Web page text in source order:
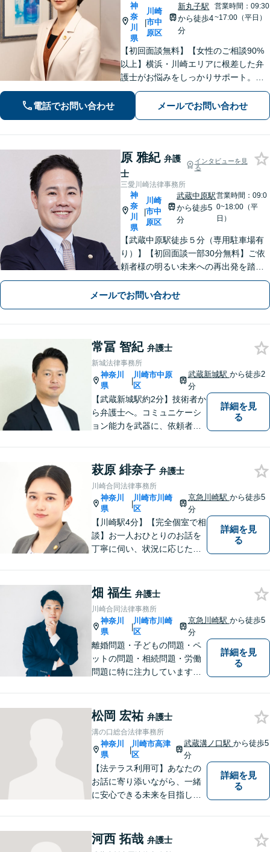
神
奈
川
県
|
川崎
市中
原区
新丸子駅
から徒歩4
分
営業時間：09:30
~17:00（平日）
【初回面談無料】【女性のご相談90%
以上】横浜・川崎エリアに根差した弁
護士がお悩みをしっかりサポート。明
るい将来を切り拓く「あなたのパート
ナー」として、困難な時期を乗り越え
ませんか？
電話でお問い合わせ メールでお問い合わせ
原 雅紀 弁護
士
インタビューを見
る
三愛川崎法律事務所
神
奈
川
県
|
川崎
市中
原区
武蔵中原駅
から徒歩5
分
営業時間：09:0
0~18:00（平
日）
【武蔵中原駅徒歩５分（専用駐車場有
り）】【初回面談一部30分無料】ご依
頼者様の明るい未来への再出発を踏み
出せるよう最後まで寄り添い、誠実か
つ丁寧に対応いたします。お気軽にご
メールでお問い合わせ
常冨 智紀 弁護士
新城法律事務所
神奈川
県
|
川崎市中原
区
武蔵新城駅 から徒歩2
分
【武蔵新城駅約2分】技術者か
ら弁護士へ。コミュニケーシ
ョン能力を武器に、依頼者さ
問題】不貞慰謝料請求／財産
分与・養育費など【相続】相
続手続は他士業と連携してワ
ンストップ解決
詳細を見
る
萩原 緋奈子 弁護士
川崎合同法律事務所
神奈川
県
|
川崎市川崎
区
京急川崎駅 から徒歩5
分
【川崎駅4分】【完全個室で相
談】お一人おひとりのお話を
丁寧に伺い、状況に応じた解
これからの人生を諦めなくて
済むよう、精一杯お手伝いさ
せていただきます。【休日・
夜間面談可】
詳細を見
る
畑 福生 弁護士
川崎合同法律事務所
神奈川
県
|
川崎市川崎
区
京急川崎駅 から徒歩5
分
離婚問題・子どもの問題・ペ
ットの問題・相続問題・労働
問題に特に注力しています。
詳細を見
る
松岡 宏祐 弁護士
溝の口総合法律事務所
神奈川
県
|
川崎市高津
区
武蔵溝ノ口駅から徒歩5
分
【法テラス利用可】あなたの
お話に寄り添いながら、一緒
に安心できる未来を目指しま
に考えてサポートいたしま
す。高齢者や障害のある方へ
詳細を見
る
河西 拓哉 弁護士